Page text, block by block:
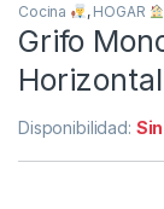
Cocina , HOGAR
Grifo
Disponibilidad: